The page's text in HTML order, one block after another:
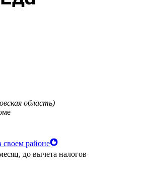
область)
районе
до вычета налогов